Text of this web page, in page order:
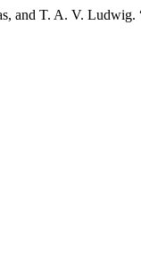
and T. A. V. Ludwig.